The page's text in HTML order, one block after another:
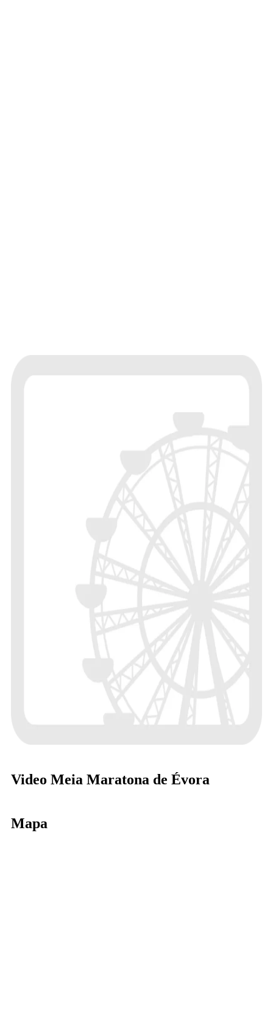
Video Meia Maratona de Évora
Mapa